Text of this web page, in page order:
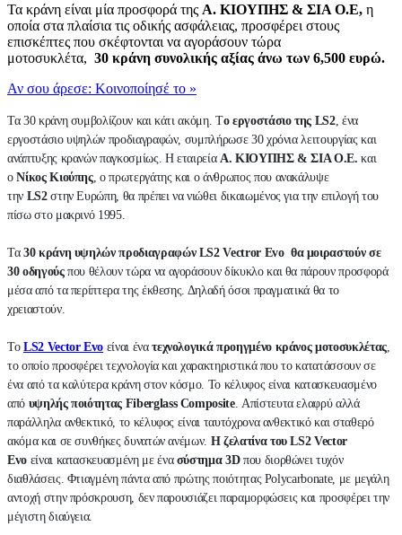
Τα κράνη είναι μία προσφορά της Α. ΚΙΟΥΠΗΣ & ΣΙΑ Ο.Ε, η
οποία στα πλαίσια τις οδικής ασφάλειας, προσφέρει στους
επισκέπτες που σκέφτονται να αγοράσουν τώρα
μοτοσυκλέτα, 30 κράνη συνολικής αξίας άνω των 6,500 ευρώ.
Αν σου άρεσε: Κοινοποίησέ το »
Τα 30 κράνη συμβολίζουν και κάτι ακόμη. Το εργοστάσιο της LS2, ένα
εργοστάσιο υψηλών προδιαγραφών, συμπλήρωσε 30 χρόνια λειτουργίας και
ανάπτυξης κρανών παγκοσμίως. Η εταιρεία Α. ΚΙΟΥΠΗΣ & ΣΙΑ Ο.Ε. και
οΝίκος Κιούπης, ο πρωτεργάτης και ο άνθρωπος που ανακάλυψε
την LS2στην Ευρώπη, θα πρέπει να νιώθει δικαιωμένος για την επιλογή του
πίσω στο μακρινό 1995.
Τα 30 κράνη υψηλών προδιαγραφών LS2 Vectror Evo θα μοιραστούν σε
30 οδηγούςπου θέλουν τώρα να αγοράσουν δίκυκλο και θα πάρουν προσφορά
μέσα από τα περίπτερα της έκθεσης. Δηλαδή όσοι πραγματικά θα το
χρειαστούν.
Το LS2 Vector Evo είναι ένατεχνολογικά προηγμένο κράνος μοτοσυκλέτας,
το οποίο προσφέρει τεχνολογία και χαρακτηριστικά που το κατατάσσουν σε
ένα από τα καλύτερα κράνη στον κόσμο. Το κέλυφος είναι κατασκευασμένο
από υψηλής ποιότητας Fiberglass Composite. Απίστευτα ελαφρύ αλλά
παράλληλα ανθεκτικό, το κέλυφος είναι ταυτόχρονα ανθεκτικό και σταθερό
ακόμα και σε συνθήκες δυνατών ανέμων. Η ζελατίνα του LS2 Vector
Evo είναι κατασκευασμένη με ένασύστημα 3Dπου διορθώνει τυχόν
διαθλάσεις. Φτιαγμένη πάντα από πρώτης ποιότητας Polycarbonate, με μεγάλη
αντοχή στην πρόσκρουση, δεν παρουσιάζει παραμορφώσεις και προσφέρει την
μέγιστη διαύγεια.